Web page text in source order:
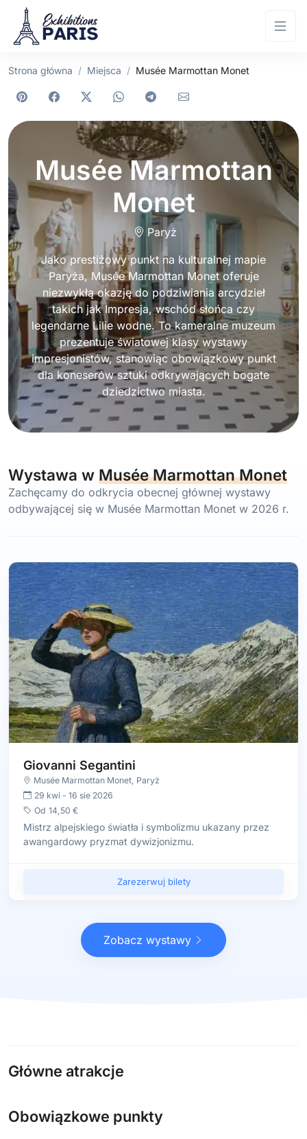
Strona główna Miejsca Musée Marmottan Monet
Musée Marmottan
Monet
Paryż
Jako prestiżowy punkt na kulturalnej mapie
Paryża, Musée Marmottan Monet oferuje
niezwykłą okazję do podziwiania arcydzieł
takich jak Impresja, wschód słońca czy
legendarne Lilie wodne. To kameralne muzeum
prezentuje światowej klasy wystawy
impresjonistów, stanowiąc obowiązkowy punkt
dla koneserów sztuki odkrywających bogate
dziedzictwo miasta.
Wystawa w Musée Marmottan Monet
Zachęcamy do odkrycia obecnej głównej wystawy
odbywającej się w Musée Marmottan Monet w 2026 r.
Giovanni Segantini
Musée Marmottan Monet, Paryż
29 kwi -16 sie 2026
Od 14,50 €
Mistrz alpejskiego światła i symbolizmu ukazany przez
awangardowy pryzmat dywizjonizmu.
Zarezerwuj bilety
Zobacz wystawy
Główne atrakcje
Obowiązkowe punkty